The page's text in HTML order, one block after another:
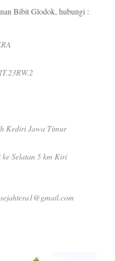
Bibit Glodok, hubungi :
Kediri Jawa Timur
Selatan 5 km Kiri